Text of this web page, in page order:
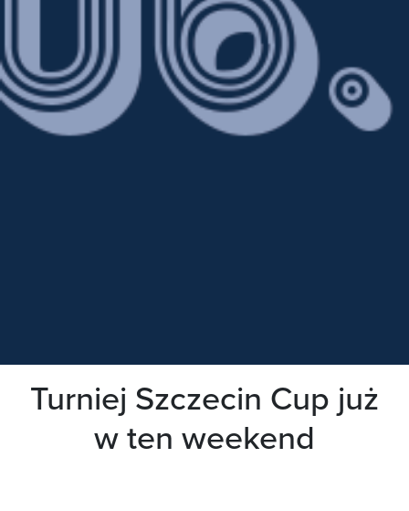
Turniej Szczecin Cup już
w ten weekend